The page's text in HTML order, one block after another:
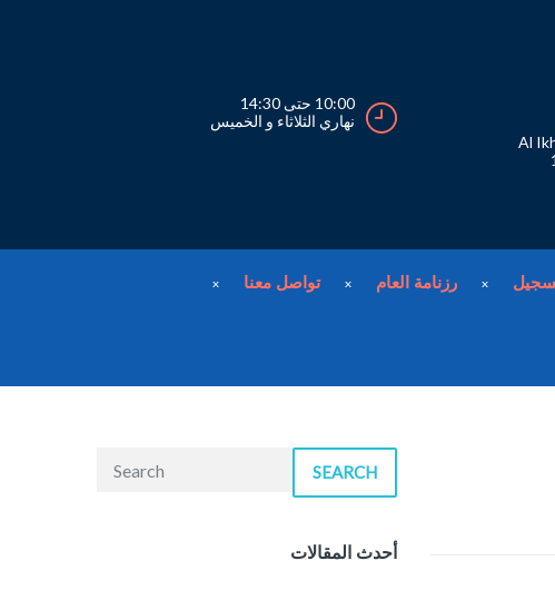
10:00 حتى 14:30
نهاري الثلاثاء و الخميس
Al
رزنامة العام
تواصل معنا
SEARCH
أحدث المقالات